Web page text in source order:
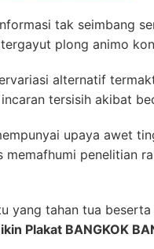
tak seimbang
plong animo
alternatif
tersisih akibat
upaya awet
memafhumi penelitian
yang tahan tua
Plakat BANGKOK